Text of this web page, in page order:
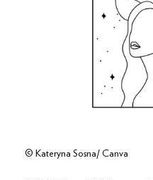
© Kateryna Sosna/ Canva